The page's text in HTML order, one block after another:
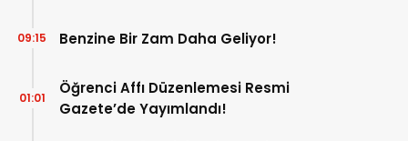
Benzine Bir Zam Daha Geliyor!
09:15
Öğrenci Affı Düzenlemesi Resmi
Gazete’de Yayımlandı!
01:01